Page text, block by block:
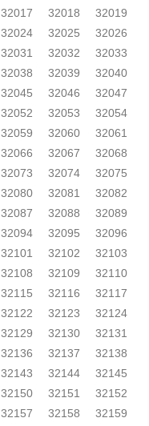
32017 32018
32019
32024 32025
32026
32031 32032
32033
32038 32039
32040
32045 32046
32047
32052 32053
32054
32059 32060
32061
32066 32067
32068
32073 32074
32075
32080 32081
32082
32087 32088
32089
32094 32095
32096
32101 32102
32103
32108 32109
32110
32115 32116
32117
32122 32123
32124
32129 32130
32131
32136 32137
32138
32143 32144
32145
32150 32151
32152
32157 32158
32159